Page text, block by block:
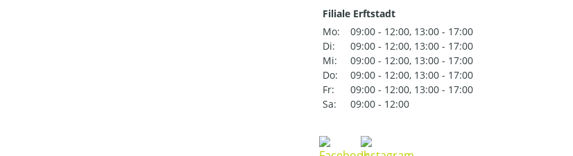
Filiale Erftstadt
Mo:
09:00 - 12:00, 13:00 - 17:00
Di:
09:00 - 12:00, 13:00 - 17:00
Mi:
09:00 - 12:00, 13:00 - 17:00
Do:
09:00 - 12:00, 13:00 - 17:00
Fr:
09:00 - 12:00, 13:00 - 17:00
Sa:
09:00 - 12:00